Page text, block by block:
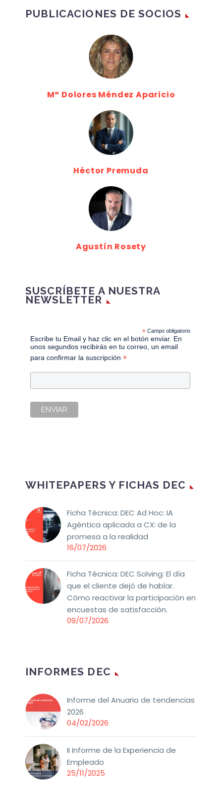
PUBLICACIONES DE SOCIOS
Mª Dolores Méndez Aparicio
Héctor Premuda
Agustín Rosety
SUSCRÍBETE A NUESTRA
NEWSLETTER
*Campo obligatorio
Escribe tu Email y haz clic en el botón enviar. En
unos segundos recibirás en tu correo, un email
para confirmar la suscripción*
WHITEPAPERS Y FICHAS DEC
Ficha Técnica: DEC Ad Hoc: IA
Agéntica aplicada a CX: de la
promesa a la realidad
16/07/2026
Ficha Técnica: DEC Solving: El día
que el cliente dejó de hablar.
Cómo reactivar la participación en
encuestas de satisfacción.
09/07/2026
INFORMES DEC
Informe del Anuario de tendencias
2026
04/02/2026
II Informe de la Experiencia de
Empleado
25/11/2025